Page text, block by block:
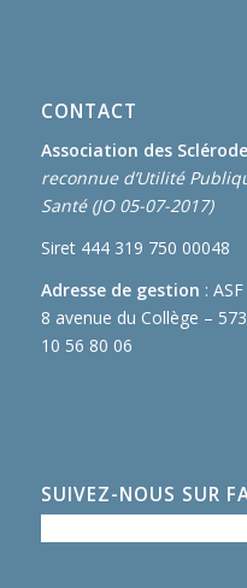
CONTACT
Association des
reconnue d’Utilité
Santé (JO 05-07-2017)
Siret 444 319 750 00048
Adresse de gestion :
8 avenue du Collège –
10 56 80 06
SUIVEZ-NOUS SUR